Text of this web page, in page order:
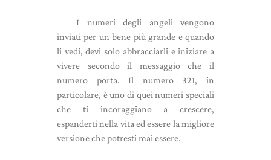
I numeri degli angeli vengono
inviati per un bene più grande e quando
li vedi, devi solo abbracciarli e iniziare a
vivere secondo il messaggio che il
numero porta. Il numero 321, in
particolare, è uno di quei numeri speciali
che ti incoraggiano a crescere,
espanderti nella vita ed essere la migliore
versione che potresti mai essere.